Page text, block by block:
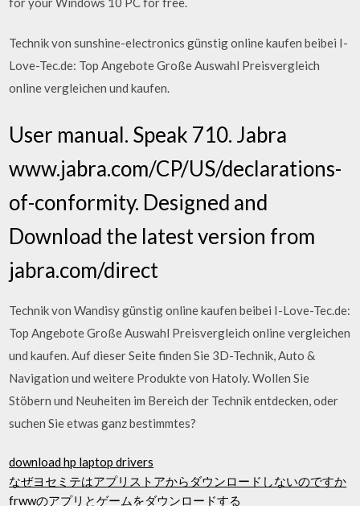
Technik von sunshine-electronics günstig online kaufen beibei I-
Love-Tec.de: Top Angebote Große Auswahl Preisvergleich
online vergleichen und kaufen.
User manual. Speak 710. Jabra
www.jabra.com/CP/US/declarations-
of-conformity. Designed and
Download the latest version from
jabra.com/direct
Technik von Wandisy günstig online kaufen beibei I-Love-Tec.de:
Top Angebote Große Auswahl Preisvergleich online vergleichen
und kaufen. Auf dieser Seite finden Sie 3D-Technik, Auto &
Navigation und weitere Produkte von Hatoly. Wollen Sie
Stöbern und Neuheiten im Bereich der Technik entdecken, oder
suchen Sie etwas ganz bestimmtes?
download hp laptop drivers
なぜヨセミテはアプリストアからダウンロードしないのですか
frwwのアプリとゲームをダウンロードする